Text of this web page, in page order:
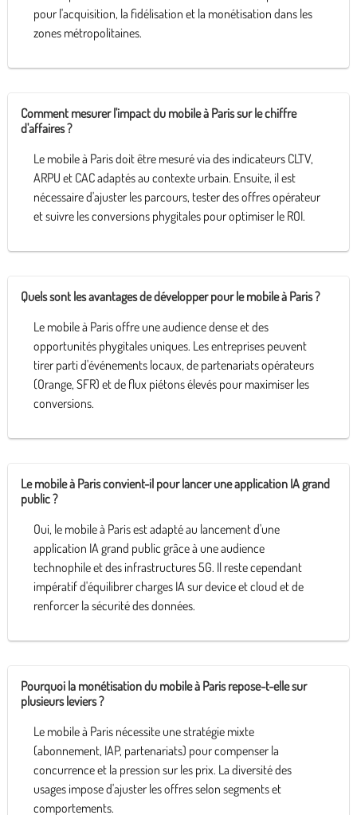
pour l'acquisition, la fidélisation et la monétisation dans les
zones métropolitaines.
Comment mesurer l'impact du mobile à Paris sur le chiffre
d'affaires ?
Le mobile à Paris doit être mesuré via des indicateurs CLTV,
ARPU et CAC adaptés au contexte urbain. Ensuite, il est
nécessaire d'ajuster les parcours, tester des offres opérateur
et suivre les conversions phygitales pour optimiser le ROI.
Quels sont les avantages de développer pour le mobile à Paris ?
Le mobile à Paris offre une audience dense et des
opportunités phygitales uniques. Les entreprises peuvent
tirer parti d'événements locaux, de partenariats opérateurs
(Orange, SFR) et de flux piétons élevés pour maximiser les
conversions.
Le mobile à Paris convient-il pour lancer une application IA grand
public ?
Oui, le mobile à Paris est adapté au lancement d'une
application IA grand public grâce à une audience
technophile et des infrastructures 5G. Il reste cependant
impératif d'équilibrer charges IA sur device et cloud et de
renforcer la sécurité des données.
Pourquoi la monétisation du mobile à Paris repose-t-elle sur
plusieurs leviers ?
Le mobile à Paris nécessite une stratégie mixte
(abonnement, IAP, partenariats) pour compenser la
concurrence et la pression sur les prix. La diversité des
usages impose d'ajuster les offres selon segments et
comportements.